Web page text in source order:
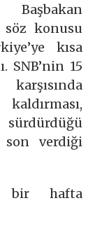
Başbakan
söz konusu
kısa
SNB’nin 15
son verdiği
bir hafta